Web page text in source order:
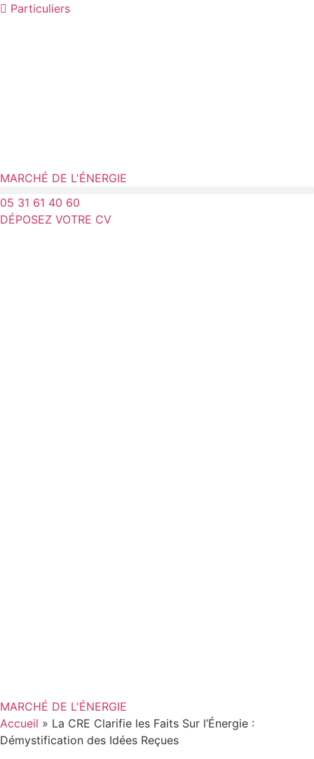
AllerParticuliers
MARCHÉ DE L'ÉNERGIE
05 31 61 40 60
DÉPOSEZ VOTRE CV
MARCHÉ DE L'ÉNERGIE
Accueil » La CRE Clarifie les Faits Sur l’Énergie :
Démystification des Idées Reçues